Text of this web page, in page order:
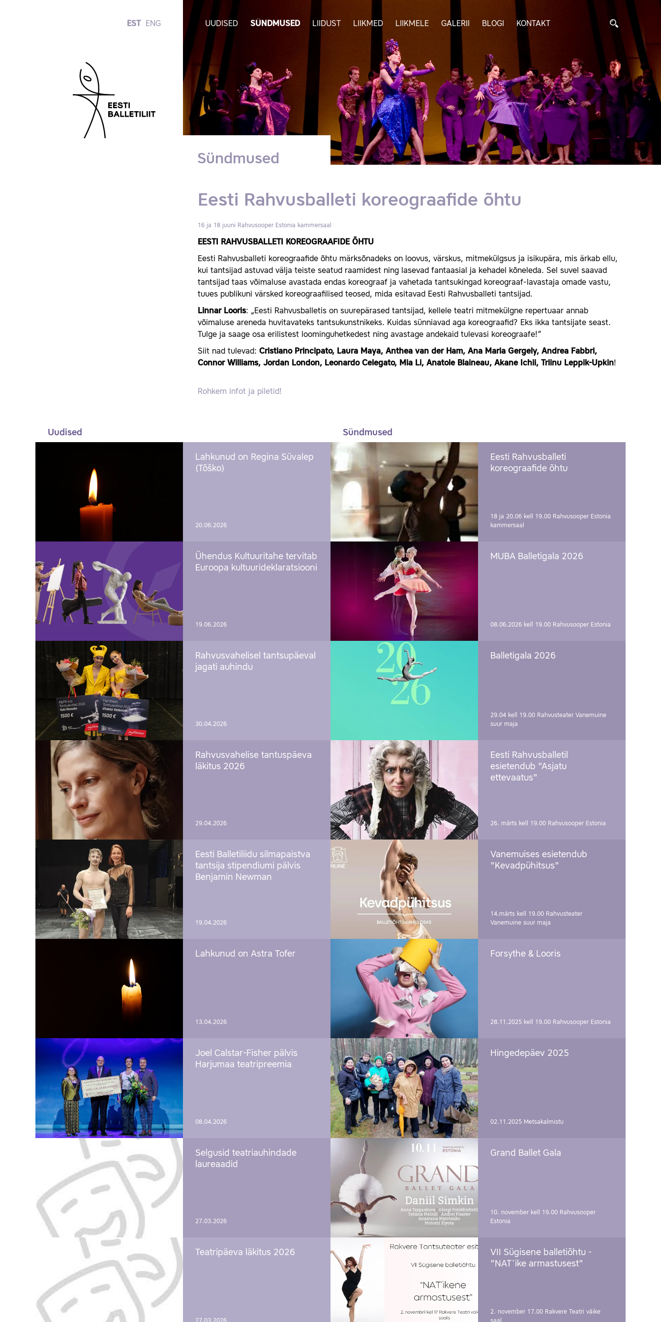
EST ENG UUDISED SÜNDMUSED LIIDUST LIIKMED LIIKMELE GALERII BLOGI KONTAKT
Sündmused
Eesti Rahvusballeti koreograafide õhtu
16 ja 18 juuni Rahvusooper Estonia kammersaal
EESTI RAHVUSBALLETI KOREOGRAAFIDE ÕHTU
Eesti Rahvusballeti koreograafide õhtu märksõnadeks on loovus, värskus, mitmekülgsus ja isikupära, mis ärkab ellu,
kui tantsijad astuvad välja teiste seatud raamidest ning lasevad fantaasial ja kehadel kõneleda. Sel suvel saavad
tantsijad taas võimaluse avastada endas koreograaf ja vahetada tantsukingad koreograaf-lavastaja omade vastu,
tuues publikuni värsked koreograafilised teosed, mida esitavad Eesti Rahvusballeti tantsijad.
Linnar Looris: „Eesti Rahvusballetis on suurepärased tantsijad, kellele teatri mitmekülgne repertuaar annab
võimaluse areneda huvitavateks tantsukunstnikeks. Kuidas sünniavad aga koreograafid? Eks ikka tantsijate seast.
Tulge ja saage osa erilistest loominguhetkedest ning avastage andekaid tulevasi koreograafe!“
Siit nad tulevad: Cristiano Principato, Laura Maya, Anthea van der Ham, Ana Maria Gergely, Andrea Fabbri,
Connor Williams, Jordan London, Leonardo Celegato, Mia Li, Anatole Blaineau, Akane Ichii, Triinu Leppik-Upkin!
Rohkem infot ja piletid!
Uudised
Lahkunud on Regina Süvalep
(Tõško)
20.06.2026
Ühendus Kultuuritahe tervitab
Euroopa kultuurideklaratsiooni
19.06.2026
Rahvusvahelisel tantsupäeval
jagati auhindu
30.04.2026
Rahvusvahelise tantuspäeva
läkitus 2026
29.04.2026
Eesti Balletiliidu silmapaistva
tantsija stipendiumi pälvis
Benjamin Newman
19.04.2026
Lahkunud on Astra Tofer
13.04.2026
Joel Calstar-Fisher pälvis
Harjumaa teatripreemia
08.04.2026
Selgusid teatriauhindade
laureaadid
27.03.2026
Teatripäeva läkitus 2026
27.03.2026
Sündmused
Eesti Rahvusballeti
koreograafide õhtu
18 ja 20.06 kell 19.00 Rahvusooper Estonia
kammersaal
MUBA Balletigala 2026
08.06.2026 kell 19.00 Rahvusooper Estonia
Balletigala 2026
29.04 kell 19.00 Rahvusteater Vanemuine
suur maja
Eesti Rahvusballetil
esietendub "Asjatu
ettevaatus"
26. märts kell 19.00 Rahvusooper Estonia
Vanemuises esietendub
"Kevadpühitsus"
14.märts kell 19.00 Rahvusteater
Vanemuine suur maja
Forsythe & Looris
28.11.2025 kell 19.00 Rahvusooper Estonia
Hingedepäev 2025
02.11.2025 Metsakalmistu
Grand Ballet Gala
10. november kell 19.00 Rahvusooper
Estonia
VII Sügisene balletiõhtu -
"NAT´ike armastusest"
2. november 17.00 Rakvere Teatri väike
saal